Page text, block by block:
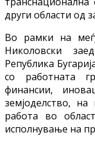
други области од
Во рамки на
Николовски
Република
со работната
финансии,
земјоделство,
работа во
исполнување на